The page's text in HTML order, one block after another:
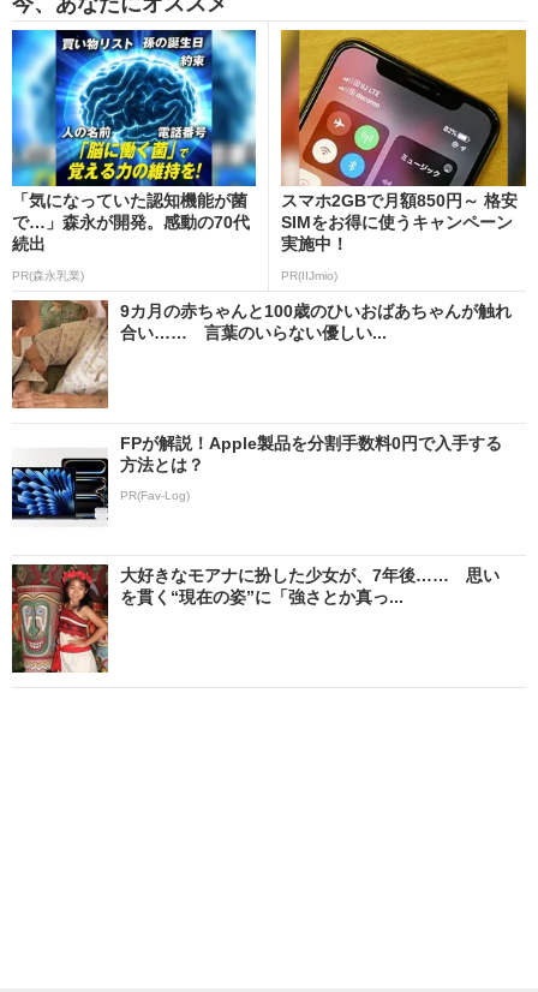
「気になっていた認知機能が菌
で…」森永が開発。感動の70代
続出
PR(森永乳業)
スマホ2GBで月額850円～ 格安
SIMをお得に使うキャンペーン
実施中！
PR(IIJmio)
9カ月の赤ちゃんと100歳のひいおばあちゃんが触れ
合い…… 言葉のいらない優しい...
FPが解説！Apple製品を分割手数料0円で入手する
方法とは？
PR(Fav-Log)
大好きなモアナに扮した少女が、7年後…… 思い
を貫く“現在の姿”に「強さとか真っ...